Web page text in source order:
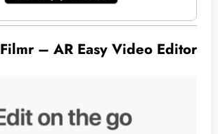
Filmr – AR Easy Video Editor